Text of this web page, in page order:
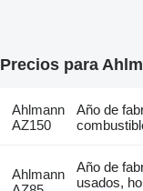
Precios para
Ahlmann
AZ150
Año de
Ahlmann
Año de
usados,